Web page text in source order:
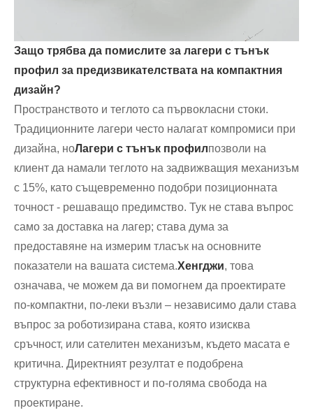
Защо трябва да помислите за лагери с тънък
профил за предизвикателствата на компактния
дизайн?
Пространството и теглото са първокласни стоки.
Традиционните лагери често налагат компромиси при
дизайна, ноЛагери с тънък профилпозволи на
клиент да намали теглото на задвижващия механизъм
с 15%, като същевременно подобри позиционната
точност - решаващо предимство. Тук не става въпрос
само за доставка на лагер; става дума за
предоставяне на измерим тласък на основните
показатели на вашата система.Хенгджи, това
означава, че можем да ви помогнем да проектирате
по-компактни, по-леки възли – независимо дали става
въпрос за роботизирана става, която изисква
сръчност, или сателитен механизъм, където масата е
критична. Директният резултат е подобрена
структурна ефективност и по-голяма свобода на
проектиране.